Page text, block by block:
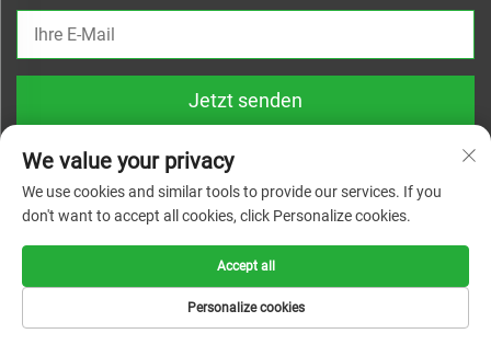
Jetzt senden
Datenschutzrichtlinie
We value your privacy
We use cookies and similar tools to provide our services. If you
don't want to accept all cookies, click Personalize cookies.
Personalize cookies
Accept all